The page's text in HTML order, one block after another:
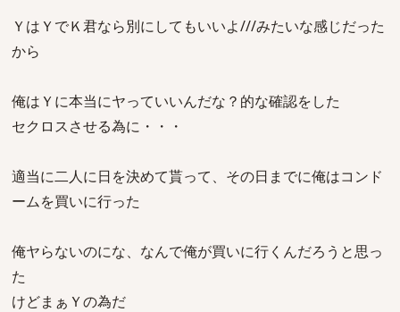
ＹはＹでＫ君なら別にしてもいいよ///みたいな感じだった
から
俺はＹに本当にヤっていいんだな？的な確認をした
セクロスさせる為に・・・
適当に二人に日を決めて貰って、その日までに俺はコンド
ームを買いに行った
俺ヤらないのにな、なんで俺が買いに行くんだろうと思っ
た
けどまぁＹの為だ